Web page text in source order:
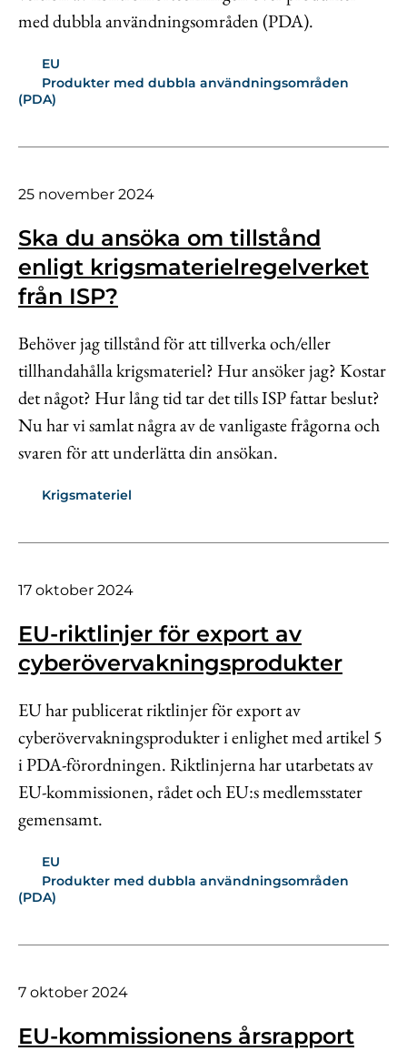
med dubbla användningsområden (PDA).
EU
Produkter med dubbla användningsområden
(PDA)
25 november 2024
Ska du ansöka om tillstånd
enligt krigsmaterielregelverket
från ISP?
Behöver jag tillstånd för att tillverka och/eller
tillhandahålla krigsmateriel? Hur ansöker jag? Kostar
det något? Hur lång tid tar det tills ISP fattar beslut?
Nu har vi samlat några av de vanligaste frågorna och
svaren för att underlätta din ansökan.
Krigsmateriel
17 oktober 2024
EU-riktlinjer för export av
cyberövervakningsprodukter
EU har publicerat riktlinjer för export av
cyberövervakningsprodukter i enlighet med artikel 5
i PDA-förordningen. Riktlinjerna har utarbetats av
EU-kommissionen, rådet och EU:s medlemsstater
gemensamt.
EU
Produkter med dubbla användningsområden
(PDA)
7 oktober 2024
EU-kommissionens årsrapport